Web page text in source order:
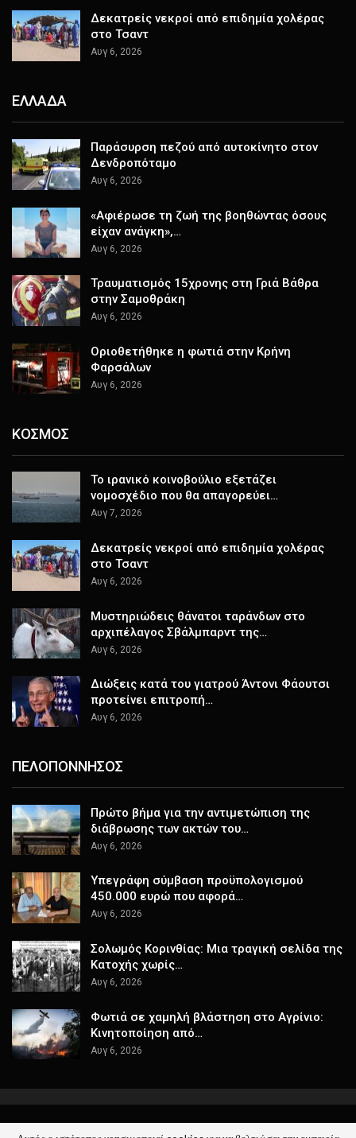
Δεκατρείς νεκροί από επιδημία χολέρας
στο Τσαντ
Αυγ 6, 2026
ΕΛΛΑΔΑ
Παράσυρση πεζού από αυτοκίνητο στον
Δενδροπόταμο
Αυγ 6, 2026
«Αφιέρωσε τη ζωή της βοηθώντας όσους
είχαν ανάγκη»,…
Αυγ 6, 2026
Τραυματισμός 15χρονης στη Γριά Βάθρα
στην Σαμοθράκη
Αυγ 6, 2026
Οριοθετήθηκε η φωτιά στην Κρήνη
Φαρσάλων
Αυγ 6, 2026
ΚΟΣΜΟΣ
Το ιρανικό κοινοβούλιο εξετάζει
νομοσχέδιο που θα απαγορεύει…
Αυγ 7, 2026
Δεκατρείς νεκροί από επιδημία χολέρας
στο Τσαντ
Αυγ 6, 2026
Μυστηριώδεις θάνατοι ταράνδων στο
αρχιπέλαγος Σβάλμπαρντ της…
Αυγ 6, 2026
Διώξεις κατά του γιατρού Άντονι Φάουτσι
προτείνει επιτροπή…
Αυγ 6, 2026
ΠΕΛΟΠΟΝΝΗΣΟΣ
Πρώτο βήμα για την αντιμετώπιση της
διάβρωσης των ακτών του…
Αυγ 6, 2026
Υπεγράφη σύμβαση προϋπολογισμού
450.000 ευρώ που αφορά…
Αυγ 6, 2026
Σολωμός Κορινθίας: Μια τραγική σελίδα της
Κατοχής χωρίς…
Αυγ 6, 2026
Φωτιά σε χαμηλή βλάστηση στο Αγρίνιο:
Κινητοποίηση από…
Αυγ 6, 2026